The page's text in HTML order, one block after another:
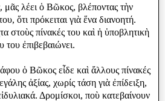
μᾶς λέει ὁ Βῶκος, βλέποντας τὴν
ὅτι πρόκειται γιὰ ἕνα διανοητή.
στοὺς πίνακές του καὶ ἡ ὑποβλητικὴ
ἐπιβεβαιώνει.
ὁ Βῶκος εἶδε καὶ ἄλλους πίνακές
ἀξίας, χωρίς τάση γιὰ ἐπίδειξη,
Δρομίσκοι, ποὺ κατεβαίνουν